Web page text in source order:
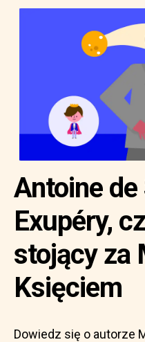
Antoine de
Exupéry,
stojący za
Księciem
Dowiedz się o autorze